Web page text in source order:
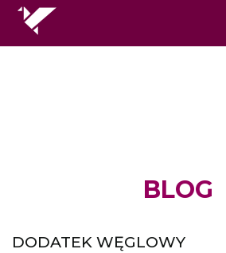
BLOG
DODATEK WĘGLOWY